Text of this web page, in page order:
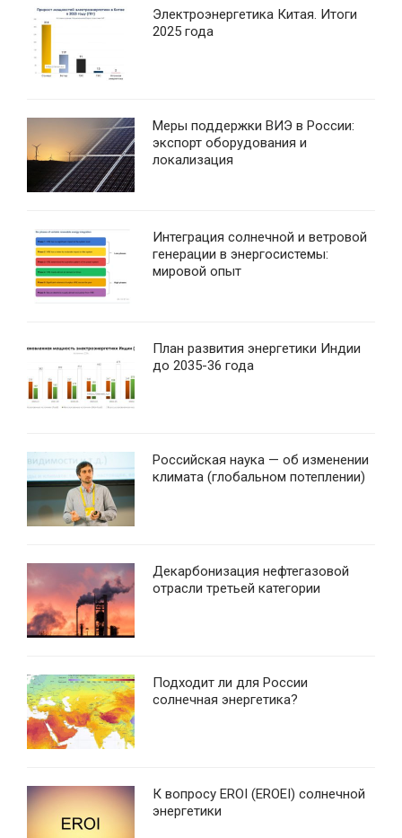
Электроэнергетика Китая. Итоги
2025 года
Меры поддержки ВИЭ в России:
экспорт оборудования и
локализация
Интеграция солнечной и ветровой
генерации в энергосистемы:
мировой опыт
План развития энергетики Индии
до 2035-36 года
Российская наука — об изменении
климата (глобальном потеплении)
Декарбонизация нефтегазовой
отрасли третьей категории
Подходит ли для России
солнечная энергетика?
К вопросу EROI (EROEI) солнечной
энергетики